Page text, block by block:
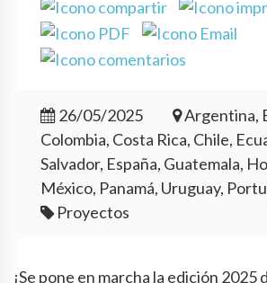
26/05/2025
Argentina,
Colombia, Costa Rica, Chile,
Salvador, España, Guatemala,
México, Panamá, Uruguay,
Proyectos
¡Se pone en marcha la edición 2025